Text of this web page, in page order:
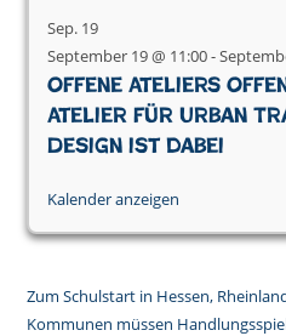
Sep. 19
September 19 @ 11:00-
Offene Ateliers
Atelier für Urban
Design ist dabei
Kalender anzeigen
Zum Schulstart in Hessen,
Kommunen müssen